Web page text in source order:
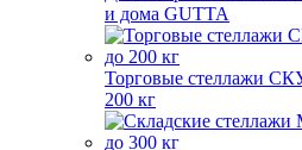
и дома GUTTA
Торговые стеллажи
200 кг